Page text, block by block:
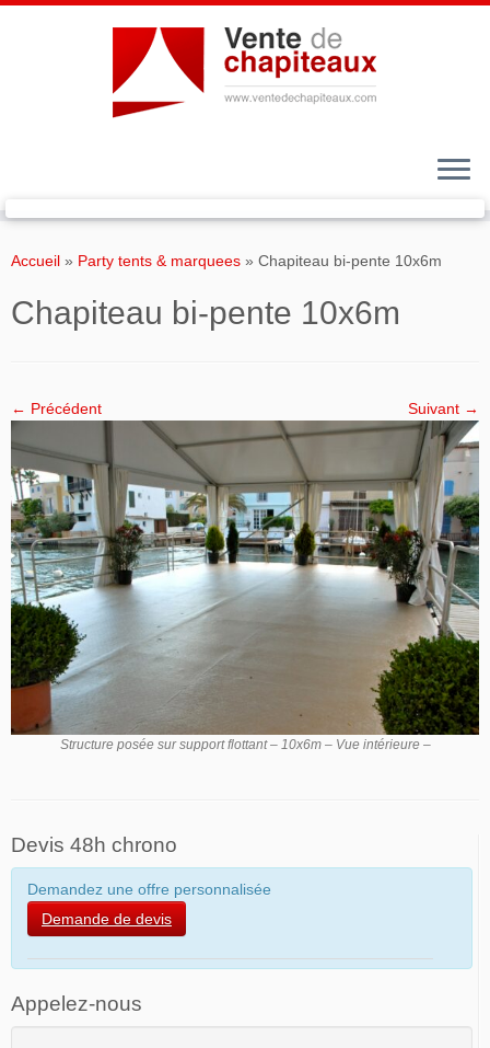
auAccueil » Party tents & marquees » Chapiteau bi-pente 10x6m
Chapiteau bi-pente 10x6m
← Précédent Suivant →
Structure posée sur support flottant – 10x6m – Vue intérieure –
Devis 48h chrono
Demandez une offre personnalisée
Demande de devis
Appelez-nous